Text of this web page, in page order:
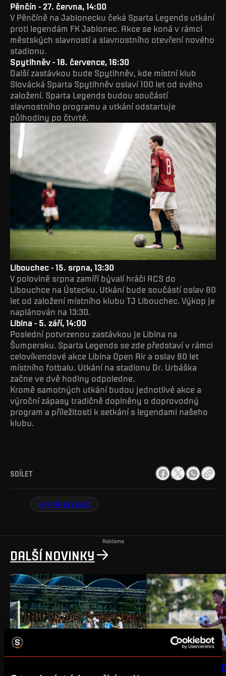
Pěnčín - 27. června, 14:00
V Pěnčíně na Jablonecku čeká Sparta Legends utkání
proti legendám FK Jablonec. Akce se koná v rámci
městských slavností a slavnostního otevření nového
stadionu.
Spytihněv - 18. července, 16:30
Další zastávkou bude Spytihněv, kde místní klub
Slovácká Sparta Spytihněv oslaví 100 let od svého
založení. Sparta Legends budou součástí
slavnostního programu a utkání odstartuje
půlhodiny po čtvrté.
Libouchec - 15. srpna, 13:30
V polovině srpna zamíří bývalí hráči ACS do
Libouchce na Ústecku. Utkání bude součástí oslav 80
let od založení místního klubu TJ Libouchec. Výkop je
naplánován na 13:30.
Libina - 5. září, 14:00
Poslední potvrzenou zastávkou je Libina na
Šumpersku. Sparta Legends se zde představí v rámci
celovíkendové akce Libina Open Air a oslav 80 let
místního fotbalu. Utkání na stadionu Dr. Urbáška
začne ve dvě hodiny odpoledne.
Kromě samotných utkání budou jednotlivé akce a
výroční zápasy tradičně doplněny o doprovodný
program a příležitosti k setkání s legendami našeho
klubu.
SDÍLET
SPARTA LEGENDS
Reklama
DALŠÍ NOVINKY
NEWS MUŽI A NEWS MUŽI B
REMÍZA V